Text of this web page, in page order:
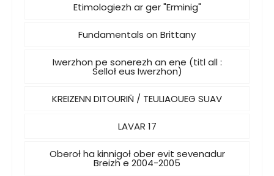
Etimologiezh ar ger "Erminig"
Fundamentals on Brittany
Iwerzhon pe sonerezh an ene (titl all :
Selloł eus Iwerzhon)
KREIZENN DITOURIÑ / TEULIAOUEG SUAV
LAVAR 17
Oberoł ha kinnigoł ober evit sevenadur
Breizh e 2004-2005